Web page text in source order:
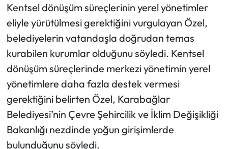
Kentsel dönüşüm süreçlerinin yerel yönetimler
eliyle yürütülmesi gerektiğini vurgulayan Özel,
belediyelerin vatandaşla doğrudan temas
kurabilen kurumlar olduğunu söyledi. Kentsel
dönüşüm süreçlerinde merkezi yönetimin yerel
yönetimlere daha fazla destek vermesi
gerektiğini belirten Özel, Karabağlar
Belediyesi’nin Çevre Şehircilik ve İklim Değişikliği
Bakanlığı nezdinde yoğun girişimlerde
bulunduğunu söyledi.